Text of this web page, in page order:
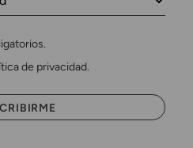
de privacidad.